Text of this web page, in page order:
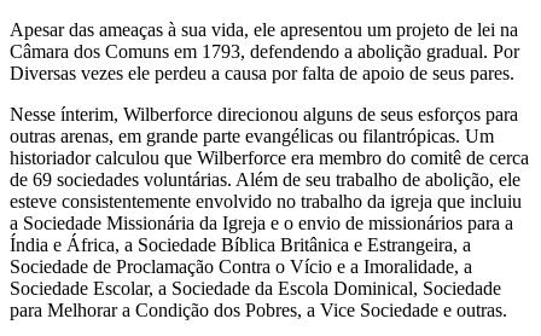
Apesar das ameaças à sua vida, ele apresentou um projeto de lei na
Câmara dos Comuns em 1793, defendendo a abolição gradual. Por
Diversas vezes ele perdeu a causa por falta de apoio de seus pares.
Nesse ínterim, Wilberforce direcionou alguns de seus esforços para
outras arenas, em grande parte evangélicas ou filantrópicas. Um
historiador calculou que Wilberforce era membro do comitê de cerca
de 69 sociedades voluntárias. Além de seu trabalho de abolição, ele
esteve consistentemente envolvido no trabalho da igreja que incluiu
a Sociedade Missionária da Igreja e o envio de missionários para a
Índia e África, a Sociedade Bíblica Britânica e Estrangeira, a
Sociedade de Proclamação Contra o Vício e a Imoralidade, a
Sociedade Escolar, a Sociedade da Escola Dominical, Sociedade
para Melhorar a Condição dos Pobres, a Vice Sociedade e outras.